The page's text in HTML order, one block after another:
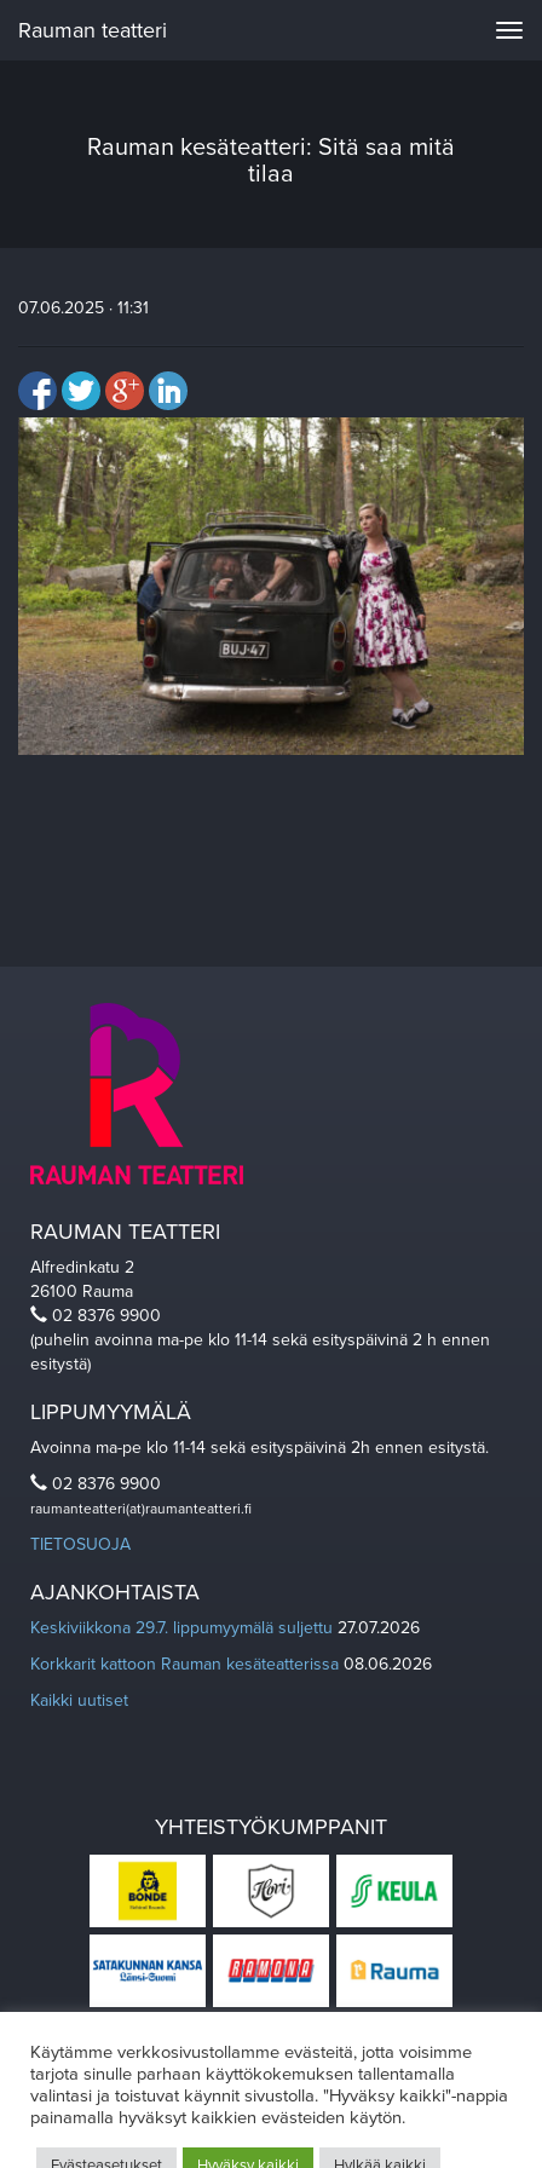
Rauman teatteri
Rauman kesäteatteri: Sitä saa mitä
tilaa
07.06.2025 · 11:31
RAUMAN TEATTERI
Alfredinkatu 2
26100 Rauma
02 8376 9900
(puhelin avoinna ma-pe klo 11-14 sekä esityspäivinä 2 h ennen
esitystä)
LIPPUMYYMÄLÄ
Avoinna ma-pe klo 11-14 sekä esityspäivinä 2h ennen esitystä.
02 8376 9900
raumanteatteri(at)raumanteatteri.fi
TIETOSUOJA
AJANKOHTAISTA
Keskiviikkona 29.7. lippumyymälä suljettu 27.07.2026
Korkkarit kattoon Rauman kesäteatterissa 08.06.2026
Kaikki uutiset
YHTEISTYÖKUMPPANIT
Käytämme verkkosivustollamme evästeitä, jotta voisimme
tarjota sinulle parhaan käyttökokemuksen tallentamalla
valintasi ja toistuvat käynnit sivustolla. "Hyväksy kaikki"-nappia
painamalla hyväksyt kaikkien evästeiden käytön.